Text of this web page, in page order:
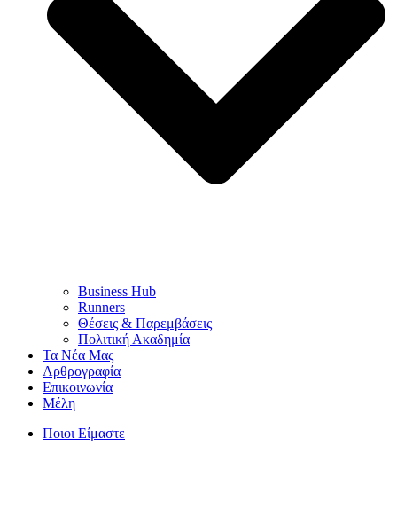
Business Hub
Runners
Θέσεις & Παρεμβάσεις
Πολιτική Ακαδημία
Τα Νέα Μας
Αρθρογραφία
Επικοινωνία
Μέλη
Ποιοι Είμαστε